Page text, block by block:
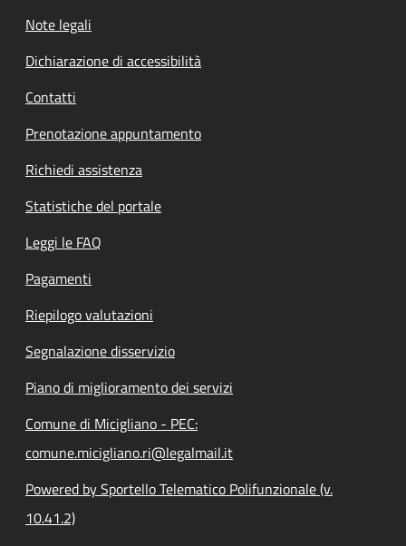
Note legali
Dichiarazione di accessibilità
Contatti
Prenotazione appuntamento
Richiedi assistenza
Statistiche del portale
Leggi le FAQ
Pagamenti
Riepilogo valutazioni
Segnalazione disservizio
Piano di miglioramento dei servizi
Comune di Micigliano - PEC:
comune.micigliano.ri@legalmail.it
Powered by Sportello Telematico Polifunzionale (v.
10.41.2)